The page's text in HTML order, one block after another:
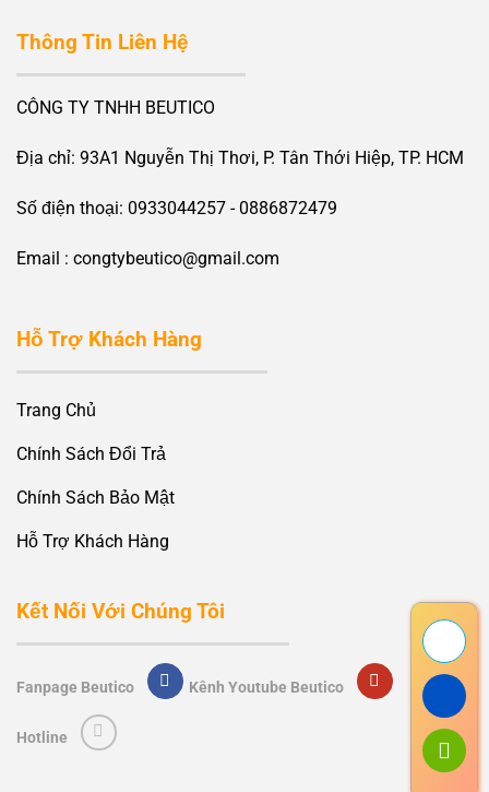
Thông Tin Liên Hệ
CÔNG TY TNHH BEUTICO
Địa chỉ: 93A1 Nguyễn Thị Thơi, P. Tân Thới Hiệp, TP. HCM
Số điện thoại: 0933044257 - 0886872479
Email : congtybeutico@gmail.com
Hỗ Trợ Khách Hàng
Trang Chủ
Chính Sách Đổi Trả
Chính Sách Bảo Mật
Hỗ Trợ Khách Hàng
Kết Nối Với Chúng Tôi
Fanpage Beutico Kênh Youtube Beutico
Hotline